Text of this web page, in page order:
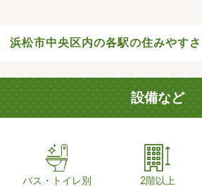
浜松市中央区内の各駅の住みやすさ
設備など
バス・トイレ別 2階以上